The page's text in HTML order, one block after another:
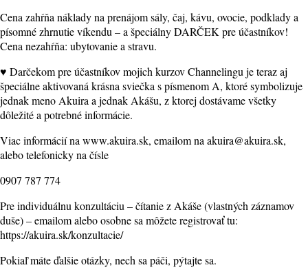
Cena zahŕňa náklady na prenájom sály, čaj, kávu, ovocie, podklady a
písomné zhrnutie víkendu – a špeciálny DARČEK pre účastníkov!
Cena nezahŕňa: ubytovanie a stravu.
♥ Darčekom pre účastníkov mojich kurzov Channelingu je teraz aj
špeciálne aktivovaná krásna sviečka s písmenom A, ktoré symbolizuje
jednak meno Akuira a jednak Akášu, z ktorej dostávame všetky
dôležité a potrebné informácie.
Viac informácií na www.akuira.sk, emailom na akuira@akuira.sk,
alebo telefonicky na čísle
0907 787 774
Pre individuálnu konzultáciu – čítanie z Akáše (vlastných záznamov
duše) – emailom alebo osobne sa môžete registrovať tu:
https://akuira.sk/konzultacie/
Pokiaľ máte ďalšie otázky, nech sa páči, pýtajte sa.